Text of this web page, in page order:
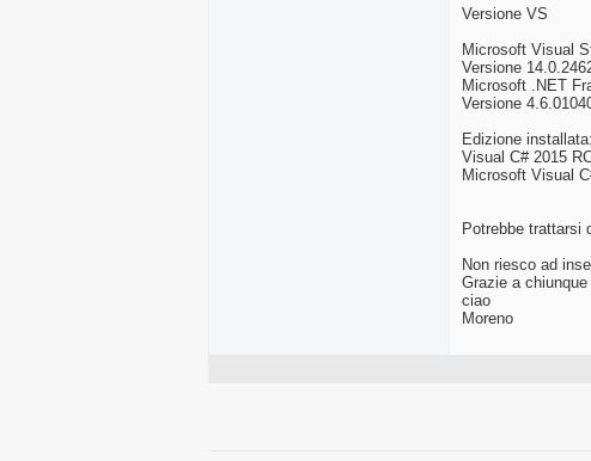
Versione VS
Microsoft Visual
Versione
Microsoft .NET
Versione
Edizione
Visual C# 2015
Microsoft Visual
Potrebbe trattarsi
Non riesco ad
Grazie a
ciao
Moreno